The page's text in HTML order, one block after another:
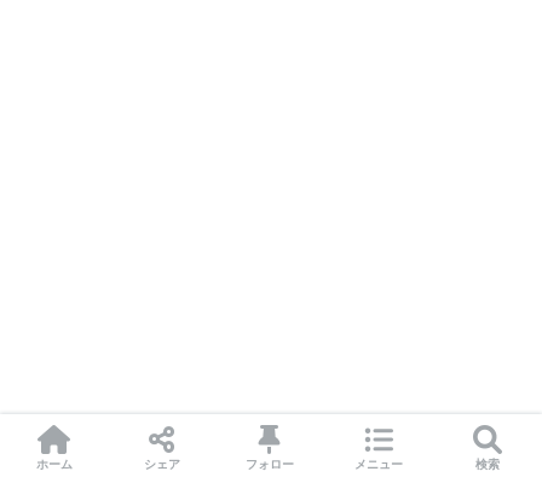
ホーム シェア フォロー メニュー 検索